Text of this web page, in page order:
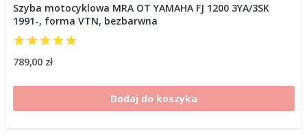
Szyba motocyklowa MRA OT YAMAHA FJ 1200 3YA/3SK
1991-, forma VTN, bezbarwna
789,00 zł
Dodaj do koszyka